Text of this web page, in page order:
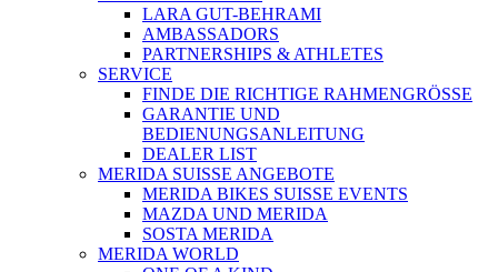
LARA GUT-BEHRAMI
AMBASSADORS
PARTNERSHIPS & ATHLETES
SERVICE
FINDE DIE RICHTIGE RAHMENGRÖSSE
GARANTIE UND
BEDIENUNGSANLEITUNG
DEALER LIST
MERIDA SUISSE ANGEBOTE
MERIDA BIKES SUISSE EVENTS
MAZDA UND MERIDA
SOSTA MERIDA
MERIDA WORLD